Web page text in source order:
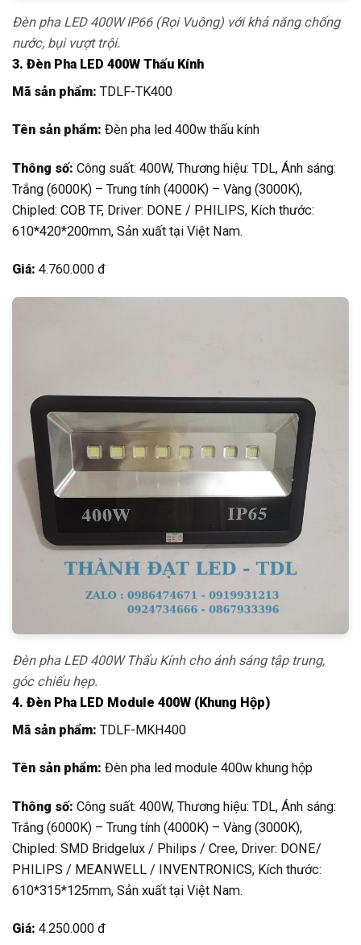
Đèn pha LED 400W IP66 (Rọi Vuông) với khả năng chống
nước, bụi vượt trội.
3. Đèn Pha LED 400W Thấu Kính
Mã sản phẩm: TDLF-TK400
Tên sản phẩm: Đèn pha led 400w thấu kính
Thông số: Công suất: 400W, Thương hiệu: TDL, Ánh sáng:
Trắng (6000K) – Trung tính (4000K) – Vàng (3000K),
Chipled: COB TF, Driver: DONE / PHILIPS, Kích thước:
610*420*200mm, Sản xuất tại Việt Nam.
Giá: 4.760.000 đ
Đèn pha LED 400W Thấu Kính cho ánh sáng tập trung,
góc chiếu hẹp.
4. Đèn Pha LED Module 400W (Khung Hộp)
Mã sản phẩm: TDLF-MKH400
Tên sản phẩm: Đèn pha led module 400w khung hộp
Thông số: Công suất: 400W, Thương hiệu: TDL, Ánh sáng:
Trắng (6000K) – Trung tính (4000K) – Vàng (3000K),
Chipled: SMD Bridgelux / Philips / Cree, Driver: DONE/
PHILIPS / MEANWELL / INVENTRONICS, Kích thước:
610*315*125mm, Sản xuất tại Việt Nam.
Giá: 4.250.000 đ